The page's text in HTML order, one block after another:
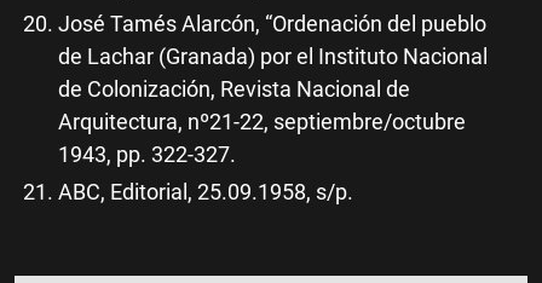
José Tamés Alarcón, “Ordenación del pueblo
de Lachar (Granada) por el Instituto Nacional
de Colonización, Revista Nacional de
Arquitectura, nº21-22, septiembre/octubre
1943, pp. 322-327.
ABC, Editorial, 25.09.1958, s/p.